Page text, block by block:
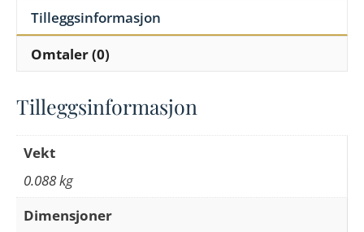
Tilleggsinformasjon
Omtaler (0)
Tilleggsinformasjon
Vekt
0.088 kg
Dimensjoner